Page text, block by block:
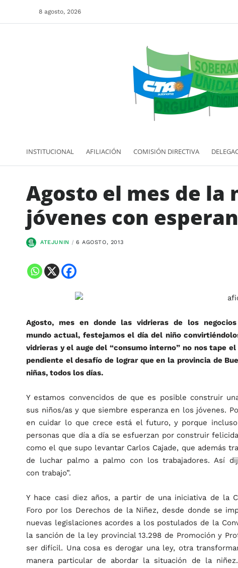
8 agosto, 2026
INSTITUCIONAL AFILIACIÓN COMISIÓN DIRECTIVA
Agosto el mes de la
jóvenes con
ATEJUNIN 6 AGOSTO, 2013
Agosto, mes en donde las vidrieras de los
mundo actual, festejamos el día del niño
vidrieras y el auge del “consumo interno” no nos tape
pendiente el desafío de lograr que en la provincia de
niñas, todos los días.
Y estamos convencidos de que es posible construir
sus niños/as y que siembre esperanza en los jóvenes.
en cuidar lo que crece está el futuro, y porque
personas que día a día se esfuerzan por construir
como el que supo levantar Carlos Cajade, que además
de luchar palmo a palmo con los trabajadores. Así
con trabajo”.
Y hace casi diez años, a partir de una iniciativa de la
Foro por los Derechos de la Niñez, desde donde se
nuevas legislaciones acordes a los postulados de la
la sanción de la ley provincial 13.298 de Promoción y
ser difícil. Una cosa es derogar una ley, otra
manera particular de abordar la situación de la